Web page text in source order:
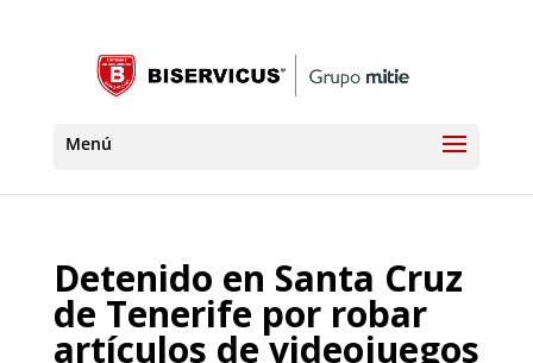
Detenido en Santa Cruz
de Tenerife por robar
artículos de videojuegos